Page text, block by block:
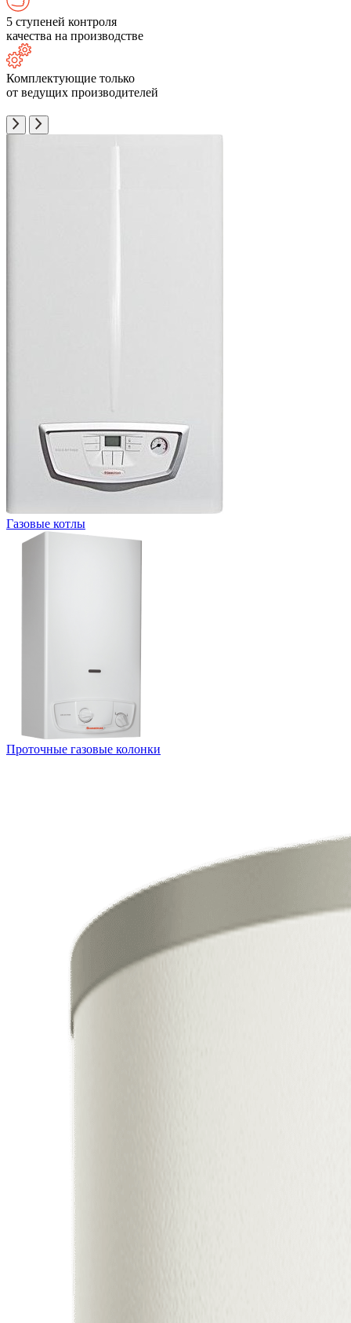
5 ступеней контроля
качества на производстве
Комплектующие только
от ведущих производителей
Газовые котлы
Проточные газовые колонки